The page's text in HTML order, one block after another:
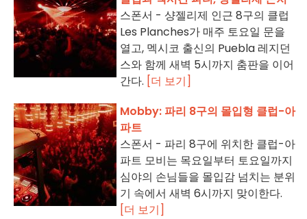
스폰서 - 샹젤리제 인근 8구의 클럽
Les Planches가 매주 토요일 문을
열고, 멕시코 출신의 Puebla 레지던
스와 함께 새벽 5시까지 춤판을 이어
간다. [더 보기]
Mobby: 파리 8구의 몰입형 클럽-아
파트
스폰서 - 파리 8구에 위치한 클럽-아
파트 모비는 목요일부터 토요일까지
심야의 손님들을 몰입감 넘치는 분위
기 속에서 새벽 6시까지 맞이한다.
[더 보기]